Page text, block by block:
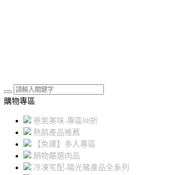
購物專區
爸氣美味-專區88折
熱銷產品推薦
【免運】多入專區
鍋物嚴選肉品
冷凍宅配-陽光豬產品全系列